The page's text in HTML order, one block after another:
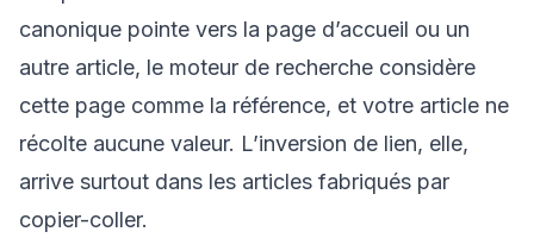
canonique pointe vers la page d’accueil ou un
autre article, le moteur de recherche considère
cette page comme la référence, et votre article ne
récolte aucune valeur. L’inversion de lien, elle,
arrive surtout dans les articles fabriqués par
copier-coller.